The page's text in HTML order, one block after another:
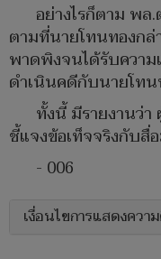
อย่างไรก็ตาม พ
ตามที่นายโทนทองกล่
พาดพิงจนได้รับควา
ดำเนินคดีกับนายโทน
ทั้งนี้ มีรายงานว่า
ชี้แจงข้อเท็จจริงกับ
- 006
เงื่อนไขการแสดงควา